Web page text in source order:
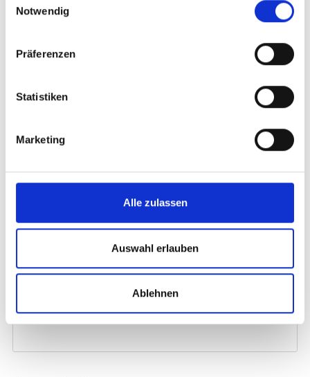
Notwendig
Präferenzen
Statistiken
Marketing
Alle zulassen
Auswahl erlauben
Ablehnen